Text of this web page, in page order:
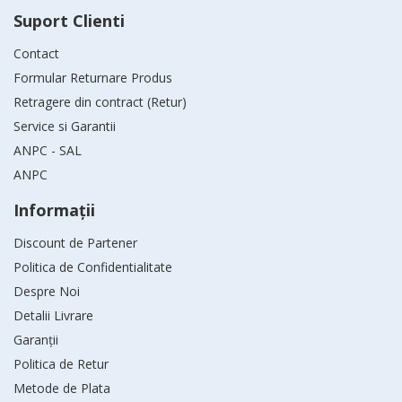
Suport Clienti
Contact
Formular Returnare Produs
Retragere din contract (Retur)
Service si Garantii
ANPC - SAL
ANPC
Informaţii
Discount de Partener
Politica de Confidentialitate
Despre Noi
Detalii Livrare
Garanții
Politica de Retur
Metode de Plata